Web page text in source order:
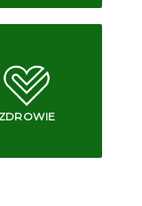
ZDROWIE